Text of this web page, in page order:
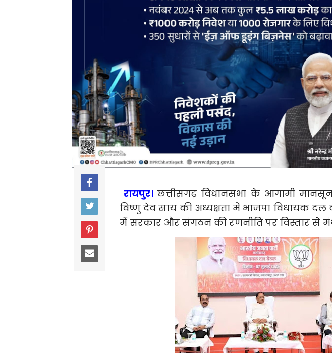
रायपुर। छत्तीसगढ़ विधानसभा के आगामी
विष्णु देव साय की अध्यक्षता में भाजपा विधायक
में सरकार और संगठन की रणनीति पर विस्तार से